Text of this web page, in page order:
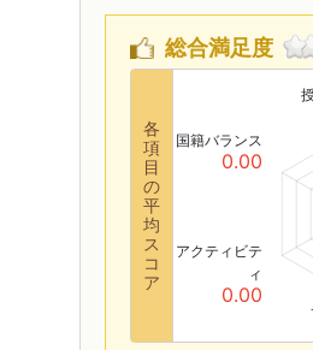
総合満足度
各
項
目
の
平
均
ス
コ
ア
アクティビテ
ィ
0.00
国籍バランス
0.00